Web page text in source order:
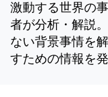
激動する世界の
者が分析・解説
ない背景事情を
すための情報を発